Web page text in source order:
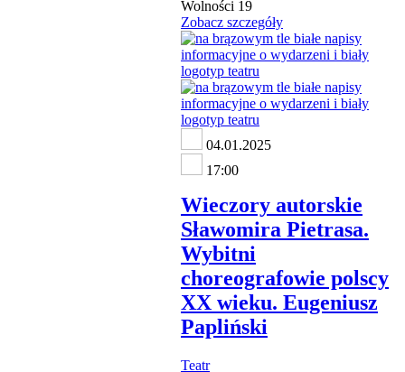
Wolności 19
Zobacz szczegóły
04.01.2025
17:00
Wieczory autorskie
Sławomira Pietrasa.
Wybitni
choreografowie polscy
XX wieku. Eugeniusz
Papliński
Teatr